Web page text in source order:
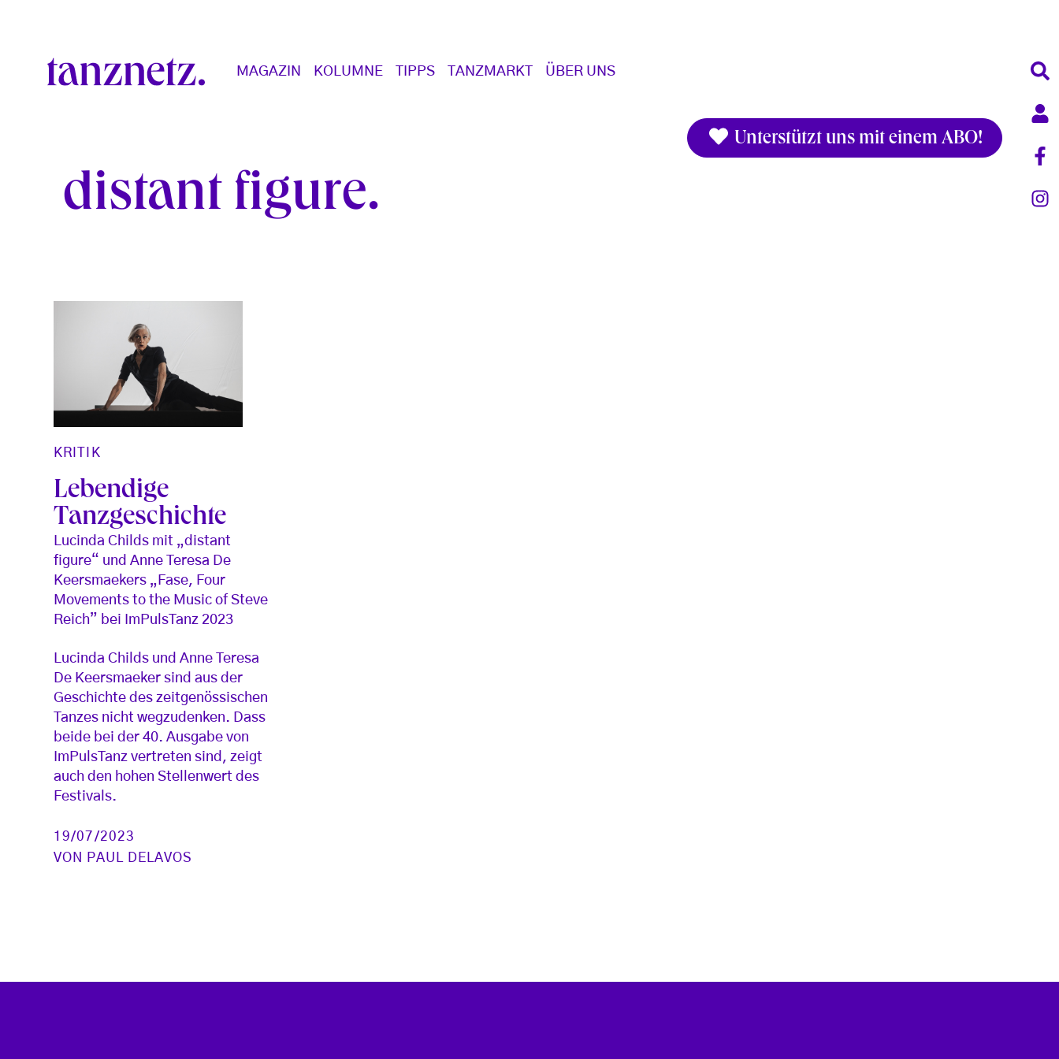
Main navigation
MAGAZIN KOLUMNE TIPPS TANZMARKT ÜBER UNS
Unterstützt uns mit einem ABO!
distant figure
KRITIK
Lebendige
Tanzgeschichte
Lucinda Childs mit „distant
figure“ und Anne Teresa De
Keersmaekers „Fase, Four
Movements to the Music of Steve
Reich” bei ImPulsTanz 2023
Lucinda Childs und Anne Teresa
De Keersmaeker sind aus der
Geschichte des zeitgenössischen
Tanzes nicht wegzudenken. Dass
beide bei der 40. Ausgabe von
ImPulsTanz vertreten sind, zeigt
auch den hohen Stellenwert des
Festivals.
19/07/2023
VON
PAUL DELAVOS